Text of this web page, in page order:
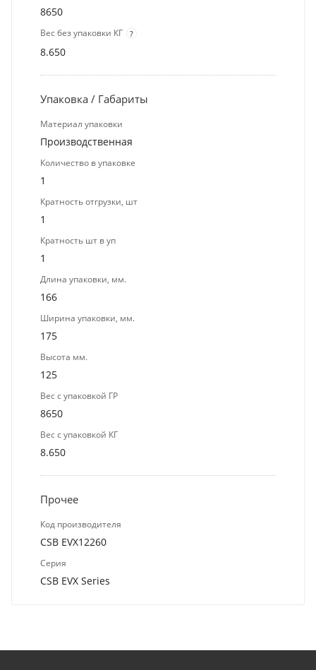
8650
Вес без упаковки КГ ?
8.650
Упаковка / Габариты
Материал упаковки
Производственная
Количество в упаковке
1
Кратность отгрузки, шт
1
Кратность шт в уп
1
Длина упаковки, мм.
166
Ширина упаковки, мм.
175
Высота мм.
125
Вес с упаковкой ГР
8650
Вес с упаковкой КГ
8.650
Прочее
Код производителя
CSB EVX12260
Серия
CSB EVX Series